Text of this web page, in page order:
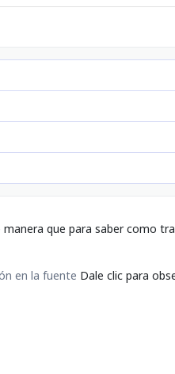
que para saber como
en la fuente Dale clic para